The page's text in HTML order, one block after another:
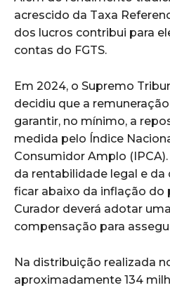
acrescido da Taxa
dos lucros contribui para
contas do FGTS.
Em 2024, o Supremo
decidiu que a
garantir, no mínimo, a
medida pelo Índice
Consumidor Amplo
da rentabilidade legal e
ficar abaixo da inflação do
Curador deverá adotar
compensação para
Na distribuição realizada
aproximadamente 134